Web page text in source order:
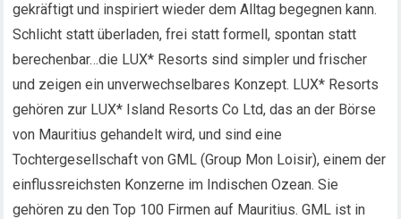
gekräftigt und inspiriert wieder dem Alltag begegnen kann.
Schlicht statt überladen, frei statt formell, spontan statt
berechenbar…die LUX* Resorts sind simpler und frischer
und zeigen ein unverwechselbares Konzept. LUX* Resorts
gehören zur LUX* Island Resorts Co Ltd, das an der Börse
von Mauritius gehandelt wird, und sind eine
Tochtergesellschaft von GML (Group Mon Loisir), einem der
einflussreichsten Konzerne im Indischen Ozean. Sie
gehören zu den Top 100 Firmen auf Mauritius. GML ist in